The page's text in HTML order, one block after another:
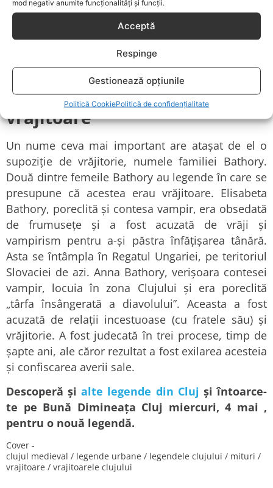
mod negativ anumite funcționalități și funcții.
Acceptă
Respinge
Gestionează opțiunile
Politică CookiePolitică de confidențialitate
fost acuzată de vrăjitorie de trei ori. Ea a fost
considerată nevinovată în primele două procese
care i-au fost intentate, trecând chiar proba cu
apa, însă datorită acuzațiilor repetate, aceasta a
fost arsă pe rug, în cele din urmă.
Anna Bathory, contesa
vrăjitoare
Un nume ceva mai important are atașat de el o
supoziție de vrăjitorie, numele familiei Bathory.
Două dintre femeile Bathory au legende în care se
presupune că acestea erau vrăjitoare. Elisabeta
Bathory, poreclită și contesa vampir, era obsedată
de frumusețe și a fost acuzată de vrăji și
vampirism pentru a-și păstra înfățișarea tânără.
Asta se întâmpla în Regatul Ungariei, pe teritoriul
Slovaciei de azi. Anna Bathory, verișoara contesei
vampir, locuia în zona Clujului și era poreclită
„târfa însângerată a diavolului”. Aceasta a fost
acuzată de relații incestuoase (cu fratele său) și
vrăjitorie. A fost judecată în trei procese, timp de
șapte ani, ale căror rezultat a fost exilarea acesteia
și confiscarea averii sale.
Descoperă șialte legende din Cluj și întoarce-
te pe Bună Dimineața Cluj miercuri, 4 mai ,
pentru o nouă legendă.
Cover -
clujul medieval / legende urbane / legendele clujului / mituri /
vrajitoare / vrajitoarele clujului